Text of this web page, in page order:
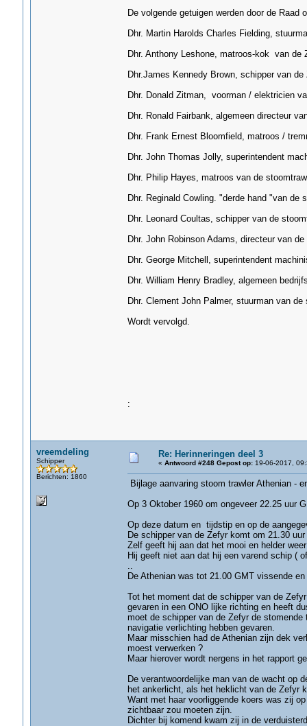
De volgende getuigen werden door de Raad
Dhr. Martin Harolds Charles Fielding,
Dhr. Anthony Leshone, matroos-kok van de
Dhr.James Kennedy Brown, schipper van de
Dhr. Donald Zitman, voorman / elektricien
Dhr. Ronald Fairbank, algemeen directeur
Dhr. Frank Ernest Bloomfield, matroos /
Dhr. John Thomas Jolly, superintendent
Dhr. Philip Hayes, matroos van de
Dhr. Reginald Cowling. "derde hand "van de
Dhr. Leonard Coultas, schipper van de
Dhr. John Robinson Adams, directeur van
Dhr. George Mitchell, superintendent
Dhr. William Henry Bradley, algemeen
Dhr. Clement John Palmer, stuurman van de
Wordt vervolgd.
:
vreemdeling
Schipper
Berichten: 1860
Re: Herinneringen deel 3
« Antwoord #248 Gepost op:19-06-2017,
Bijlage aanvaring stoom trawler Athenian -
Op 3 Oktober 1960 om ongeveer 22.25 uur
Op deze datum en tijdstip en op de
De schipper van de Zefyr komt om 21.30
Zelf geeft hij aan dat het mooi en helder
Hij geeft niet aan dat hij een varend schip (
..
De Athenian was tot 21.00 GMT vissende
Tot het moment dat de schipper van de
gevaren in een ONO lijke richting en heeft
moet de schipper van de Zefyr de
navigatie verlichting hebben gevaren.
Maar misschien had de Athenian zijn dek
moest verwerken ?
Maar hierover wordt nergens in het rapport
De verantwoordelijke man van de wacht op
het ankerlicht, als het heklicht van de Zefyr
Want met haar voorliggende koers was zij
zichtbaar zou moeten zijn.
Dichter bij komend kwam zij in de